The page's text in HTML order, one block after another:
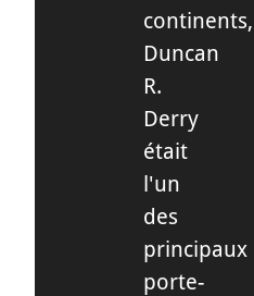
continents,
Duncan
R.
Derry
était
l'un
des
principaux
porte-